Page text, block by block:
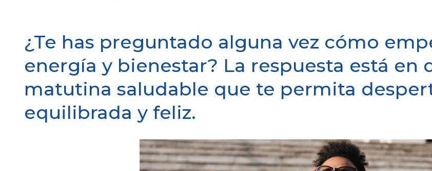
¿Te has preguntado alguna vez cómo
energía y bienestar? La respuesta está en
matutina saludable que te permita
equilibrada y feliz.